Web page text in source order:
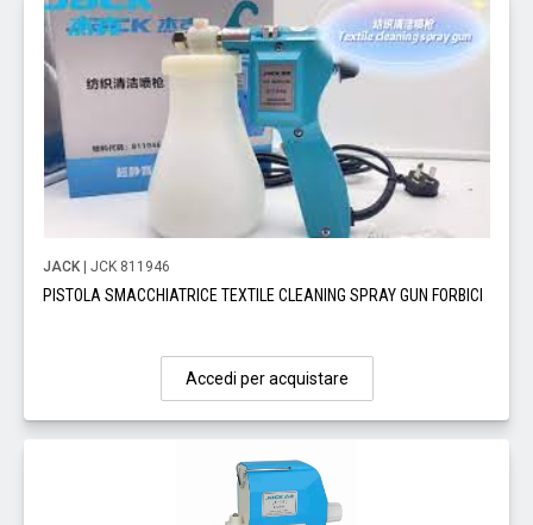
JACK | JCK 811946
PISTOLA SMACCHIATRICE TEXTILE CLEANING SPRAY GUN FORBICI
Accedi per acquistare